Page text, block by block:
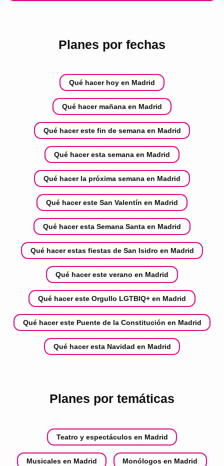
Planes por fechas
Qué hacer hoy en Madrid
Qué hacer mañana en Madrid
Qué hacer este fin de semana en Madrid
Qué hacer esta semana en Madrid
Qué hacer la próxima semana en Madrid
Qué hacer este San Valentín en Madrid
Qué hacer esta Semana Santa en Madrid
Qué hacer estas fiestas de San Isidro en Madrid
Qué hacer este verano en Madrid
Qué hacer este Orgullo LGTBIQ+ en Madrid
Qué hacer este Puente de la Constitución en Madrid
Qué hacer esta Navidad en Madrid
Planes por temáticas
Teatro y espectáculos en Madrid
Musicales en Madrid Monólogos en Madrid